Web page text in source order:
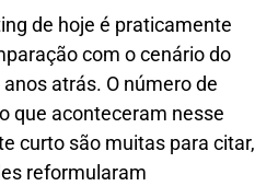
de hoje é praticamente
com o cenário do
atrás. O número de
que aconteceram nesse
curto são muitas para citar,
reformularam